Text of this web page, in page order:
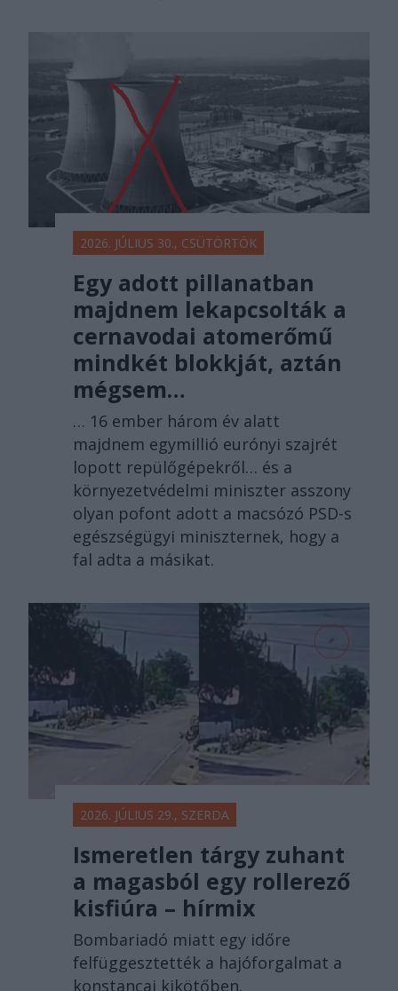
2026. JÚLIUS 30., CSÜTÖRTÖK
Egy adott pillanatban
majdnem lekapcsolták a
cernavodai atomerőmű
mindkét blokkját, aztán
mégsem…
… 16 ember három év alatt
majdnem egymillió eurónyi szajrét
lopott repülőgépekről… és a
környezetvédelmi miniszter asszony
olyan pofont adott a macsózó PSD-s
egészségügyi miniszternek, hogy a
fal adta a másikat.
2026. JÚLIUS 29., SZERDA
Ismeretlen tárgy zuhant
a magasból egy rollerező
kisfiúra – hírmix
Bombariadó miatt egy időre
felfüggesztették a hajóforgalmat a
konstancai kikötőben.